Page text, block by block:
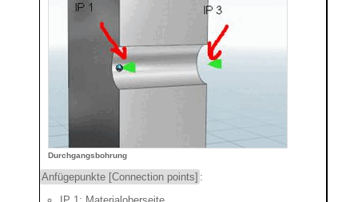
Durchgangsbohrung
Anfügepunkte [Connection points] :